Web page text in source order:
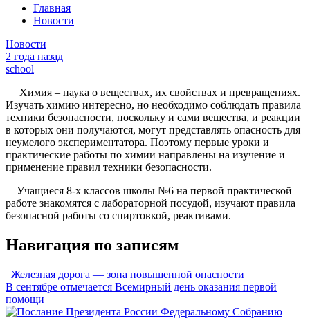
Главная
Новости
Новости
2 года назад
school
Химия – наука о веществах, их свойствах и превращениях.
Изучать химию интересно, но необходимо соблюдать правила
техники безопасности, поскольку и сами вещества, и реакции
в которых они получаются, могут представлять опасность для
неумелого экспериментатора. Поэтому первые уроки и
практические работы по химии направлены на изучение и
применение правил техники безопасности.
Учащиеся 8-х классов школы №6 на первой практической
работе знакомятся с лабораторной посудой, изучают правила
безопасной работы со спиртовкой, реактивами.
Навигация по записям
Железная дорога — зона повышенной опасности
В сентябре отмечается Всемирный день оказания первой
помощи